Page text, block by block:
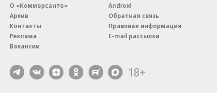
О «Коммерсанте»
Архив
Контакты
Реклама
Вакансии
Android
Обратная связь
Правовая информация
E-mail рассылки
18+